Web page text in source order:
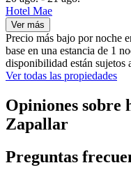
Hotel Mae
Ver más
Precio más bajo por noche
base en una estancia de 1
disponibilidad están sujetos
Ver todas las propiedades
Opiniones sobre
Zapallar
Preguntas